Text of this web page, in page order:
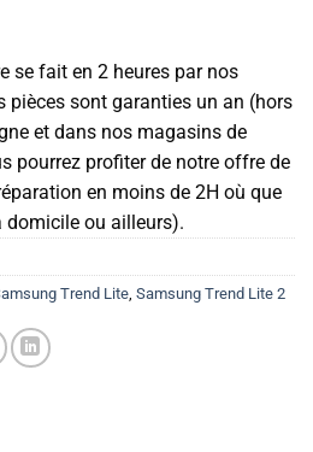
se fait en 2 heures par nos
pièces sont garanties un an (hors
et dans nos magasins de
pourrez profiter de notre offre de
en moins de 2H où que
domicile ou ailleurs).
Trend Lite Samsung Trend Lite 2